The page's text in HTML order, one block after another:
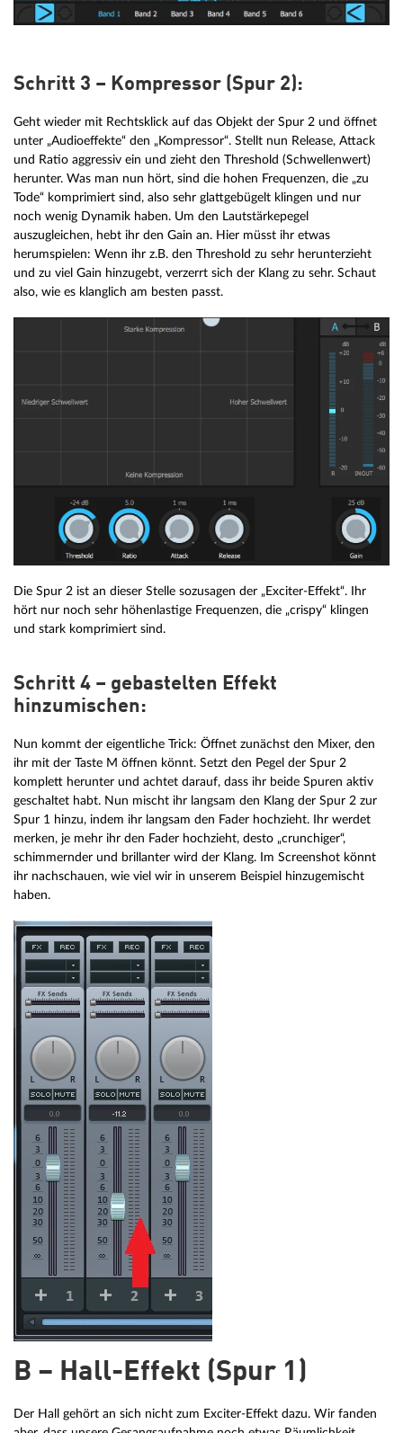
Schritt 3 – Kompressor (Spur 2):
Geht wieder mit Rechtsklick auf das Objekt der Spur 2 und öffnet
unter „Audioeffekte“ den „Kompressor“. Stellt nun Release, Attack
und Ratio aggressiv ein und zieht den Threshold (Schwellenwert)
herunter. Was man nun hört, sind die hohen Frequenzen, die „zu
Tode“ komprimiert sind, also sehr glattgebügelt klingen und nur
noch wenig Dynamik haben. Um den Lautstärkepegel
auszugleichen, hebt ihr den Gain an. Hier müsst ihr etwas
herumspielen: Wenn ihr z.B. den Threshold zu sehr herunterzieht
und zu viel Gain hinzugebt, verzerrt sich der Klang zu sehr. Schaut
also, wie es klanglich am besten passt.
Die Spur 2 ist an dieser Stelle sozusagen der „Exciter-Effekt“. Ihr
hört nur noch sehr höhenlastige Frequenzen, die „crispy“ klingen
und stark komprimiert sind.
Schritt 4 – gebastelten Effekt
hinzumischen:
Nun kommt der eigentliche Trick: Öffnet zunächst den Mixer, den
ihr mit der Taste M öffnen könnt. Setzt den Pegel der Spur 2
komplett herunter und achtet darauf, dass ihr beide Spuren aktiv
geschaltet habt. Nun mischt ihr langsam den Klang der Spur 2 zur
Spur 1 hinzu, indem ihr langsam den Fader hochzieht. Ihr werdet
merken, je mehr ihr den Fader hochzieht, desto „crunchiger“,
schimmernder und brillanter wird der Klang. Im Screenshot könnt
ihr nachschauen, wie viel wir in unserem Beispiel hinzugemischt
haben.
B – Hall-Effekt (Spur 1)
Der Hall gehört an sich nicht zum Exciter-Effekt dazu. Wir fanden